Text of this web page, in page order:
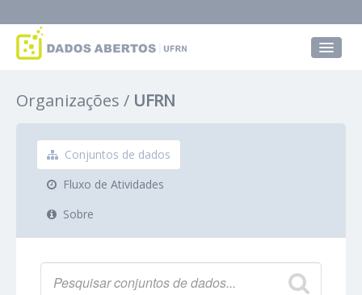
Grupos
Sobre
Organizações UFRN
Conjuntos de dados
Fluxo de Atividades
Sobre